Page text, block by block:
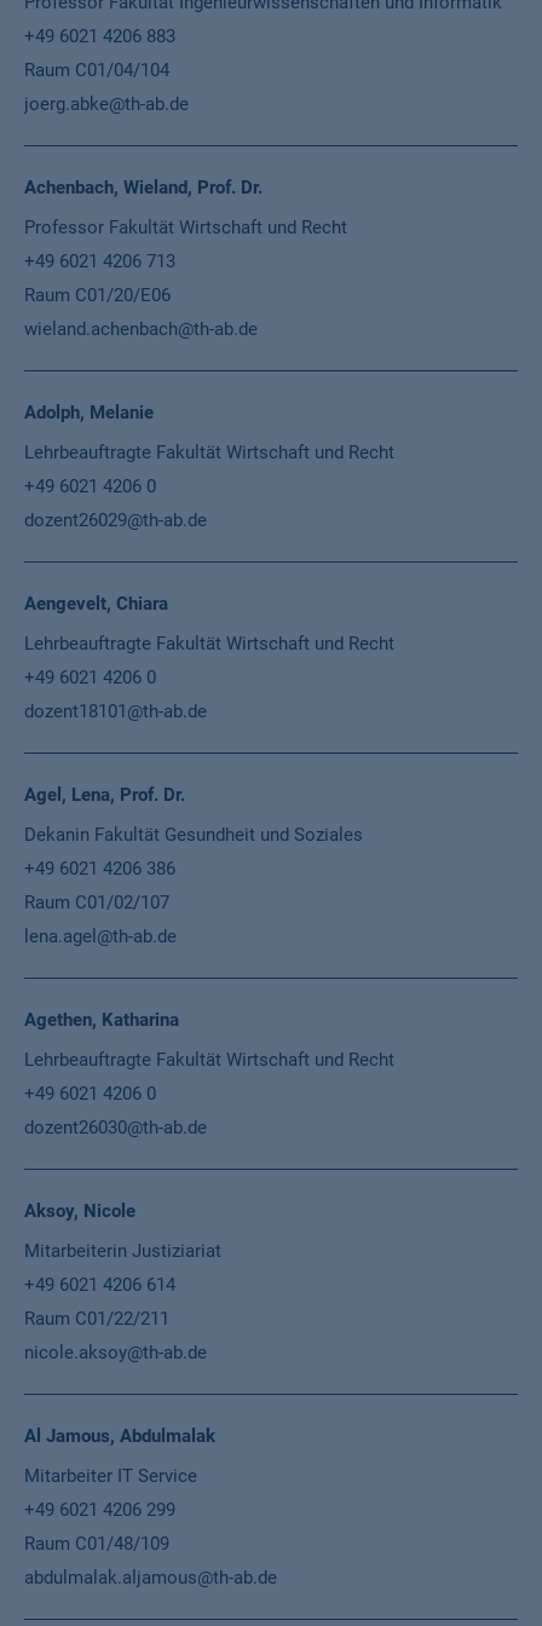
Telefon
Ort
E-Mail
+49 6021 4206 883
Raum C01/04/104
joerg.abke@th-ab.de
Achenbach, Wieland, Prof. Dr.
Professor Fakultät Wirtschaft und Recht
+49 6021 4206 713
Raum C01/20/E06
wieland.achenbach@th-ab.de
Adolph, Melanie
Lehrbeauftragte Fakultät Wirtschaft und Recht
+49 6021 4206 0
dozent26029@th-ab.de
Aengevelt, Chiara
Lehrbeauftragte Fakultät Wirtschaft und Recht
+49 6021 4206 0
dozent18101@th-ab.de
Agel, Lena, Prof. Dr.
Dekanin Fakultät Gesundheit und Soziales
+49 6021 4206 386
Raum C01/02/107
lena.agel@th-ab.de
Agethen, Katharina
Lehrbeauftragte Fakultät Wirtschaft und Recht
+49 6021 4206 0
dozent26030@th-ab.de
Aksoy, Nicole
Mitarbeiterin Justiziariat
+49 6021 4206 614
Raum C01/22/211
nicole.aksoy@th-ab.de
Al Jamous, Abdulmalak
Mitarbeiter IT Service
+49 6021 4206 299
Raum C01/48/109
abdulmalak.aljamous@th-ab.de